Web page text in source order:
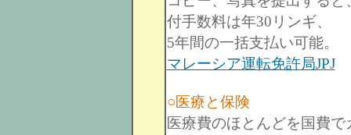
付手数料は年30リンギ、
5年間の一括支払い可能。
マレーシア運転免許局JPJ
○医療と保険
医療費のほとんどを国費